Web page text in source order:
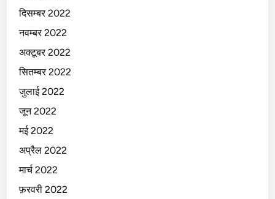
दिसम्बर 2022
नवम्बर 2022
अक्टूबर 2022
सितम्बर 2022
जुलाई 2022
जून 2022
मई 2022
अप्रैल 2022
मार्च 2022
फ़रवरी 2022